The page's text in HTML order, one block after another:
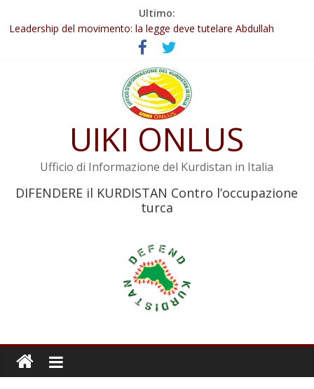
Ultimo:
Abdullah Öcalan: Le legge negativa deve essere trasformata in
legge positiva
Leadership del movimento: la legge deve tutelare Abdullah
Commissione donne del KNK: Şengal è di nuovo sotto minaccia
Non tenere conto della situazione di Rêber Apo ostacolerebbe
Il KNK chiede un’azione internazionale contro i crimini di guerra
UIKI ONLUS
Ufficio di Informazione del Kurdistan in Italia
DIFENDERE il KURDISTAN Contro l’occupazione
turca